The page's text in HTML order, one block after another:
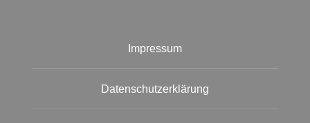
Impressum
Datenschutzerklärung